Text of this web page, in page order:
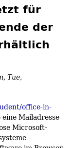
für
der
,Tue,
office-in-
Mailadresse
Microsoft-